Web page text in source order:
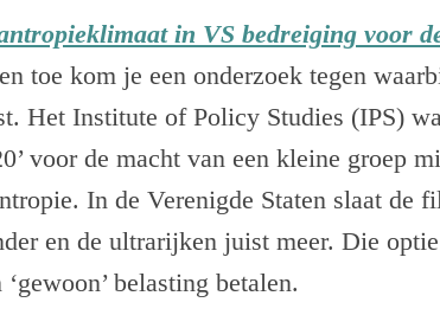
in VS bedreiging voor
toe kom je een onderzoek tegen
Het Institute of Policy Studies (IPS)
voor de macht van een kleine groep
In de Verenigde Staten slaat de
en de ultrarijken juist meer. Die
‘gewoon’ belasting betalen.